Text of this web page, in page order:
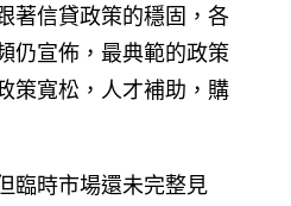
著信貸政策的穩固，各
仍宣佈，最典範的政策
策寬松，人才補助，購
臨時市場還未完整見